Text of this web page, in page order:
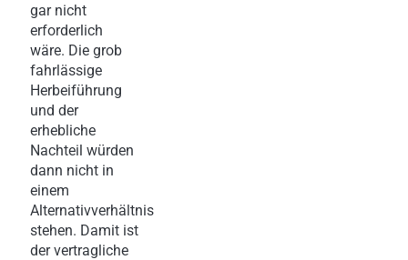
gar nicht
erforderlich
wäre. Die grob
fahrlässige
Herbeiführung
und der
erhebliche
Nachteil würden
dann nicht in
einem
Alternativverhältnis
stehen. Damit ist
der vertragliche